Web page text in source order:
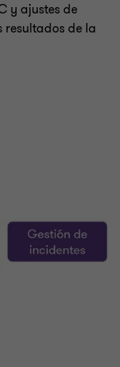
y ajustes de
resultados de la